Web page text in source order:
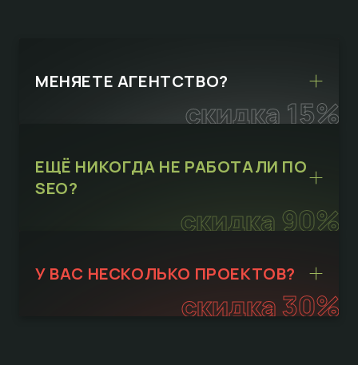
скидка 15%
МЕНЯЕТЕ АГЕНТСТВО?
скидка 90%
ЕЩЁ НИКОГДА НЕ РАБОТАЛИ ПО
SEO?
скидка 30%
У ВАС НЕСКОЛЬКО ПРОЕКТОВ?